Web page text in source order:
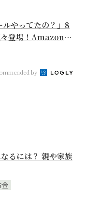
ルやってたの？」8
登場！Amazonの
by
るには？ 親や家族
金